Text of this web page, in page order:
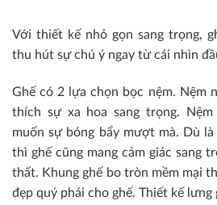
Với thiết kế nhỏ gọn sang trọng,
thu hút sự chú ý ngay từ cái nhìn
Ghế có 2 lựa chọn bọc nệm. Nệm
thích sự xa hoa sang trọng.
muốn sự bóng bẩy mượt mà. Dù
thì ghế cũng mang cảm giác sang
thất. Khung ghế bo tròn mềm mại
đẹp quý phái cho ghế. Thiết kế lưng